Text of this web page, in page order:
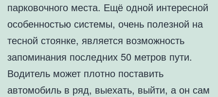
парковочного места. Ещё одной интересной
особенностью системы, очень полезной на
тесной стоянке, является возможность
запоминания последних 50 метров пути.
Водитель может плотно поставить
автомобиль в ряд, выехать, выйти, а он сам